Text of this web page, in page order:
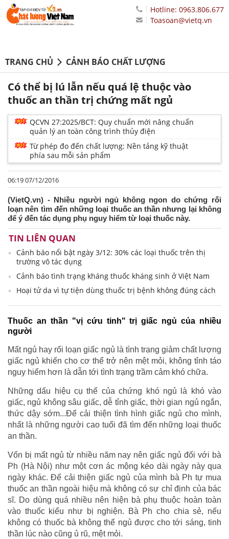
Hotline: 0963.806.677
Toasoan@vietq.vn
TRANG CHỦ CẢNH BÁO CHẤT LƯỢNG
Có thể bị lú lẫn nếu quá lệ thuộc vào
thuốc an thần trị chứng mất ngủ
QCVN 27:2025/BCT: Quy chuẩn mới nâng chuẩn
quản lý an toàn công trình thủy điện
Từ phép đo đến chất lượng: Nền tảng kỹ thuật
phía sau mỗi sản phẩm
06:19 07/12/2016
(VietQ.vn) - Nhiều người ngủ không ngon do chứng rối
loạn nên tìm đến những loại thuốc an thần nhưng lại không
để ý đến tác dụng phụ nguy hiểm từ loại thuốc này.
TIN LIÊN QUAN
Cảnh báo nổi bật ngày 3/12: 30% các loại thuốc trên thị
trường vô tác dụng
Cảnh báo tình trạng kháng thuốc kháng sinh ở Việt Nam
Hoại tử da vì tự tiện dùng thuốc trị bệnh không đúng cách
Thuốc an thần "vị cứu tinh" trị giấc ngủ của nhiều
người
Mất ngủ hay rối loạn giấc ngủ là tình trạng giảm chất lượng
giấc ngủ khiến cho cơ thể trở nên mệt mỏi, không tỉnh táo
nguy hiểm hơn là dẫn tới tình trạng trầm cảm khó chữa.
Những dấu hiệu cụ thể của chứng khó ngủ là khó vào
giấc, ngủ không sâu giấc, dễ tỉnh giấc, thời gian ngủ ngắn,
thức dậy sớm...Để cải thiện tình hình giấc ngủ cho mình,
nhất là những người cao tuổi đã tìm đến những loại thuốc
an thần.
Vốn bị mất ngủ từ nhiều năm nay nên giấc ngủ đối với bà
Ph (Hà Nội) như một cơn ác mộng kéo dài ngày này qua
ngày khác. Để cải thiện giấc ngủ của mình bà Ph tự mua
thuốc an thần ngoài hiệu mà không có sự chỉ định của bác
sĩ. Do dùng quá nhiều nên hiện bà phụ thuộc hoàn toàn
vào thuốc kiểu như bị nghiện. Bà Ph cho chia sẻ, nếu
không có thuốc bà không thể ngủ được cho tới sáng, tinh
thần lúc nào cũng ủ rũ, mệt mỏi.